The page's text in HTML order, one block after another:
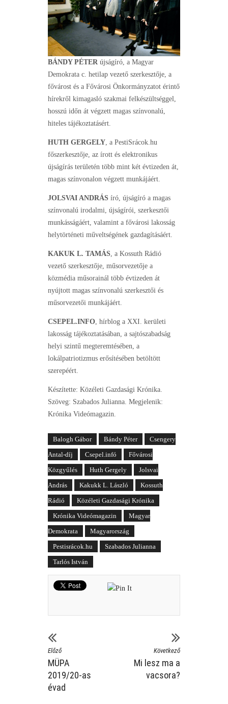
BÁNDY PÉTER újságíró, a Magyar
Demokrata c. hetilap vezető szerkesztője, a
fővárost és a Fővárosi Önkormányzatot érintő
hírekről kimagasló szakmai felkészültséggel,
hosszú időn át végzett magas színvonalú,
hiteles tájékoztatásért.
HUTH GERGELY, a PestiSrácok.hu
főszerkesztője, az írott és elektronikus
újságírás területén több mint két évtizeden át,
magas színvonalon végzett munkájáért.
JOLSVAI ANDRÁS író, újságíró a magas
színvonalú irodalmi, újságírói, szerkesztői
munkásságáért, valamint a fővárosi lakosság
helytörténeti műveltségének gazdagításáért.
KAKUK L. TAMÁS, a Kossuth Rádió
vezető szerkesztője, műsorvezetője a
közmédia műsorainál több évtizeden át
nyújtott magas színvonalú szerkesztői és
műsorvezetői munkájáért.
CSEPEL.INFO, hírblog a XXI. kerületi
lakosság tájékoztatásában, a sajtószabadság
helyi szintű megteremtésében, a
lokálpatriotizmus erősítésében betöltött
szerepéért.
Készítette: Közéleti Gazdasági Krónika.
Szöveg: Szabados Julianna. Megjelenik:
Krónika Videómagazin.
Balogh Gábor Bándy Péter
Csengery
Antal-díj
Csepel.infó
Fővárosi
Közgyűlés
Huth Gergely
Jolsvai
András
Kakukk L. László
Kossuth
Rádió
Közéleti Gazdasági Krónika
Krónika Videómagazin
Magyar
Demokrata
Magyarország
Pestisrácok.hu
Szabados Julianna
Tarlós István
Előző
MÜPA
2019/20-as
évad
Következő
Mi lesz ma a
vacsora?